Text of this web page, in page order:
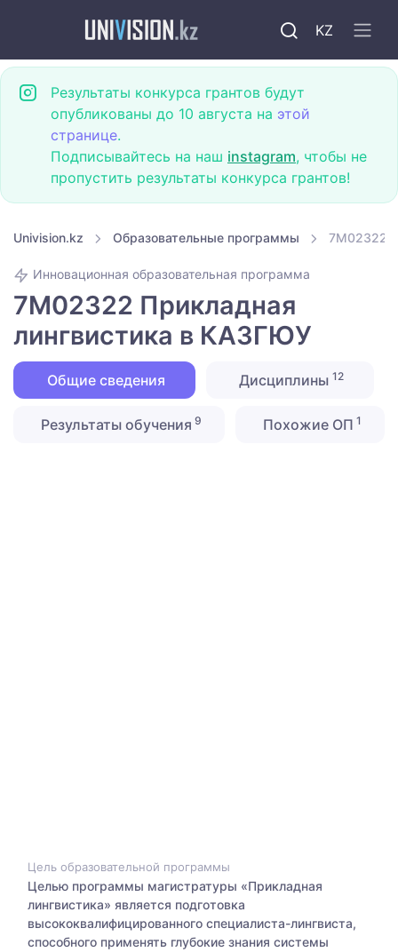
KZ
Результаты конкурса грантов будут
опубликованы до 10 августа на этой
странице.
Подписывайтесь на наш instagram, чтобы не
пропустить результаты конкурса грантов!
Univision.kz Образовательные программы 7M02322
Инновационная образовательная программа
7M02322 Прикладная
лингвистика в КАЗГЮУ
Общие сведения Дисциплины12
Результаты обучения 9 Похожие ОП 1
Цель образовательной программы
Целью программы магистратуры «Прикладная
лингвистика» является подготовка
высококвалифицированного специалиста-лингвиста,
способного применять глубокие знания системы